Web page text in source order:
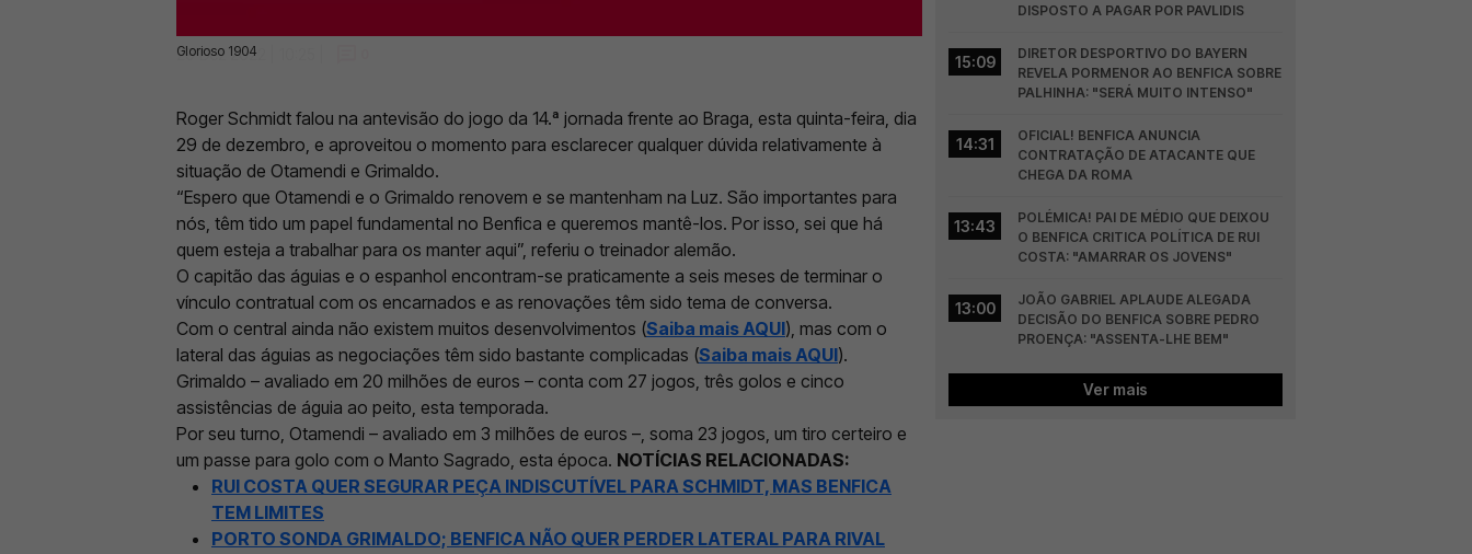
Glorioso 1904
29 Dez 2022 | 10:25 |
Roger Schmidt falou na antevisão do jogo da 14.ª jornada frente ao Braga, esta quinta-feira, dia
29 de dezembro, e aproveitou o momento para esclarecer qualquer dúvida relativamente à
situação de Otamendi e Grimaldo.
“Espero que Otamendi e o Grimaldo renovem e se mantenham na Luz. São importantes para
nós, têm tido um papel fundamental no Benfica e queremos mantê-los. Por isso, sei que há
quem esteja a trabalhar para os manter aqui”, referiu o treinador alemão.
O capitão das águias e o espanhol encontram-se praticamente a seis meses de terminar o
vínculo contratual com os encarnados e as renovações têm sido tema de conversa.
Com o central ainda não existem muitos desenvolvimentos (Saiba mais AQUI), mas com o
lateral das águias as negociações têm sido bastante complicadas (Saiba mais AQUI).
Grimaldo – avaliado em 20 milhões de euros – conta com 27 jogos, três golos e cinco
assistências de águia ao peito, esta temporada.
Por seu turno, Otamendi – avaliado em 3 milhões de euros –, soma 23 jogos, um tiro certeiro e
um passe para golo com o Manto Sagrado, esta época. NOTÍCIAS RELACIONADAS:
RUI COSTA QUER SEGURAR PEÇA INDISCUTÍVEL PARA SCHMIDT, MAS BENFICA
TEM LIMITES
PORTO SONDA GRIMALDO; BENFICA NÃO QUER PERDER LATERAL PARA RIVAL
DISPOSTO A PAGAR POR PAVLIDIS
15:09
DIRETOR DESPORTIVO DO BAYERN
REVELA PORMENOR AO BENFICA SOBRE
PALHINHA: "SERÁ MUITO INTENSO"
14:31
OFICIAL! BENFICA ANUNCIA
CONTRATAÇÃO DE ATACANTE QUE
CHEGA DA ROMA
13:43
POLÉMICA! PAI DE MÉDIO QUE DEIXOU
O BENFICA CRITICA POLÍTICA DE RUI
COSTA: "AMARRAR OS JOVENS"
13:00
JOÃO GABRIEL APLAUDE ALEGADA
DECISÃO DO BENFICA SOBRE PEDRO
PROENÇA: "ASSENTA-LHE BEM"
Ver mais